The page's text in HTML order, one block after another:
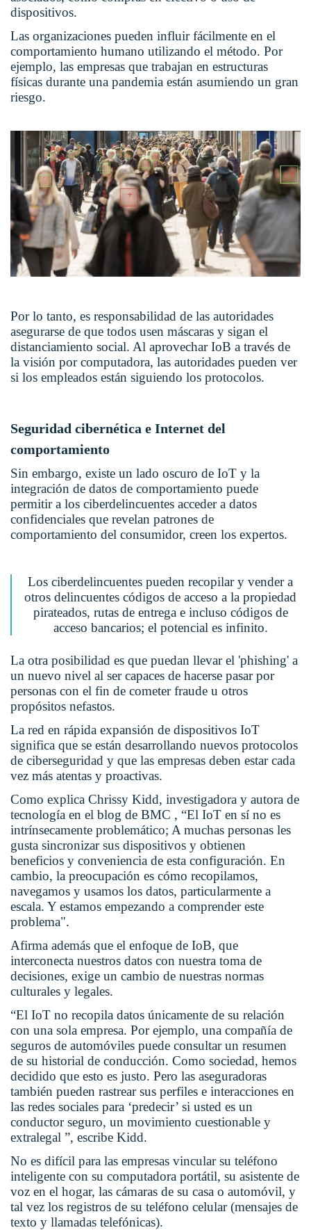
dispositivos.
Las organizaciones pueden influir fácilmente en el
comportamiento humano utilizando el método. Por
ejemplo, las empresas que trabajan en estructuras
físicas durante una pandemia están asumiendo un gran
riesgo.
Por lo tanto, es responsabilidad de las autoridades
asegurarse de que todos usen máscaras y sigan el
distanciamiento social. Al aprovechar IoB a través de
la visión por computadora, las autoridades pueden ver
si los empleados están siguiendo los protocolos.
Seguridad cibernética e Internet del
comportamiento
Sin embargo, existe un lado oscuro de IoT y la
integración de datos de comportamiento puede
permitir a los ciberdelincuentes acceder a datos
confidenciales que revelan patrones de
comportamiento del consumidor, creen los expertos.
Los ciberdelincuentes pueden recopilar y vender a
otros delincuentes códigos de acceso a la propiedad
pirateados, rutas de entrega e incluso códigos de
acceso bancarios; el potencial es infinito.
La otra posibilidad es que puedan llevar el 'phishing' a
un nuevo nivel al ser capaces de hacerse pasar por
personas con el fin de cometer fraude u otros
propósitos nefastos.
La red en rápida expansión de dispositivos IoT
significa que se están desarrollando nuevos protocolos
de ciberseguridad y que las empresas deben estar cada
vez más atentas y proactivas.
Como explica Chrissy Kidd, investigadora y autora de
tecnología en el blog de BMC , “El IoT en sí no es
intrínsecamente problemático; A muchas personas les
gusta sincronizar sus dispositivos y obtienen
beneficios y conveniencia de esta configuración. En
cambio, la preocupación es cómo recopilamos,
navegamos y usamos los datos, particularmente a
escala. Y estamos empezando a comprender este
problema".
Afirma además que el enfoque de IoB, que
interconecta nuestros datos con nuestra toma de
decisiones, exige un cambio de nuestras normas
culturales y legales.
“El IoT no recopila datos únicamente de su relación
con una sola empresa. Por ejemplo, una compañía de
seguros de automóviles puede consultar un resumen
de su historial de conducción. Como sociedad, hemos
decidido que esto es justo. Pero las aseguradoras
también pueden rastrear sus perfiles e interacciones en
las redes sociales para ‘predecir’ si usted es un
conductor seguro, un movimiento cuestionable y
extralegal ”, escribe Kidd.
No es difícil para las empresas vincular su teléfono
inteligente con su computadora portátil, su asistente de
voz en el hogar, las cámaras de su casa o automóvil, y
tal vez los registros de su teléfono celular (mensajes de
texto y llamadas telefónicas).